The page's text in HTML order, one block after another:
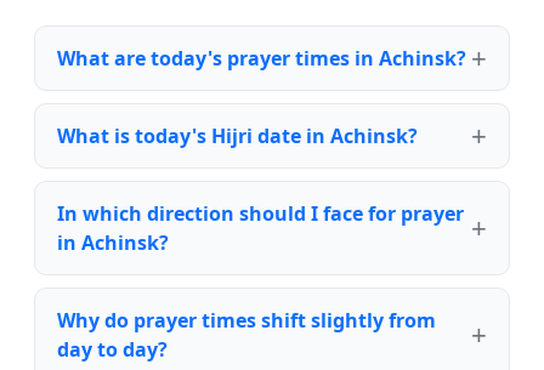
What are today's prayer times in Achinsk?
What is today's Hijri date in Achinsk?
In which direction should I face for prayer
in Achinsk?
Why do prayer times shift slightly from
day to day?